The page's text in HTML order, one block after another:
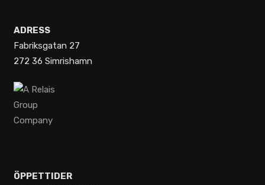
ADRESS
Fabriksgatan 27
272 36 Simrishamn
ÖPPETTIDER